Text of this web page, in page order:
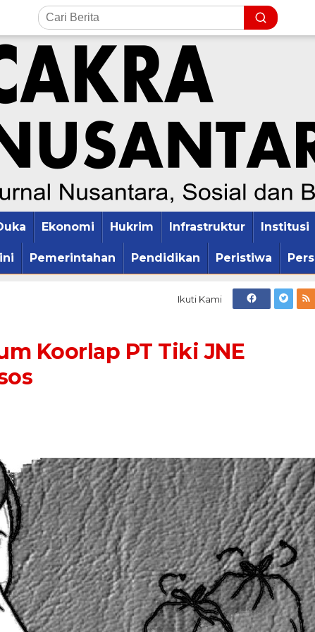
Ekonomi Hukrim Infrastruktur Institusi
Pemerintahan Pendidikan Peristiwa Pers
Ikuti Kami
Koorlap PT Tiki JNE